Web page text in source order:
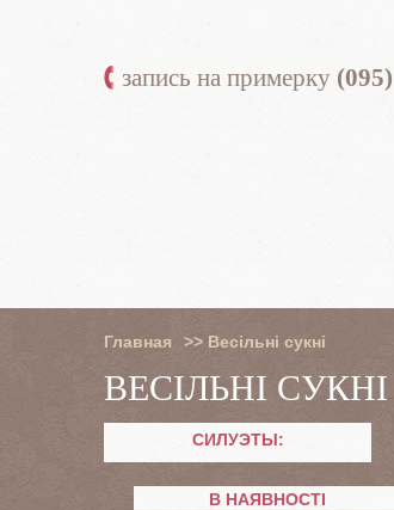
запись на примерку
Главная >> Весільні сукні
ВЕСІЛЬНІ СУКНІ
СИЛУЭТЫ:
В НАЯВНОСТІ